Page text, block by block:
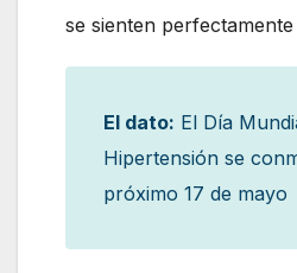
se sienten perfectamente
El dato: El Día
Hipertensión se
próximo 17 de mayo